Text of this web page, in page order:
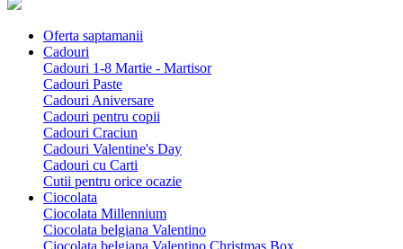
Oferta saptamanii
Cadouri
Cadouri 1-8 Martie - Martisor
Cadouri Paste
Cadouri Aniversare
Cadouri pentru copii
Cadouri Craciun
Cadouri Valentine's Day
Cadouri cu Carti
Cutii pentru orice ocazie
Ciocolata
Ciocolata Millennium
Ciocolata belgiana Valentino
Ciocolata belgiana Valentino Christmas Box